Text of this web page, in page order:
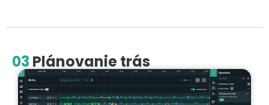
03Plánovanie trás